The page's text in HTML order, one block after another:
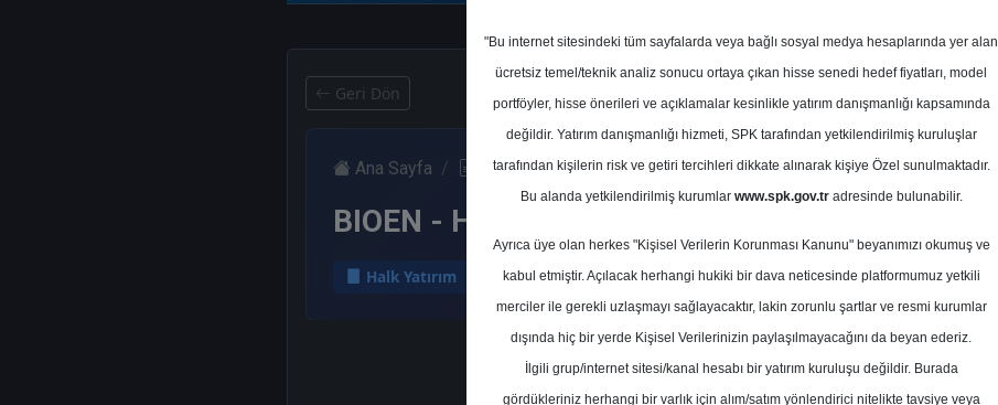
Geri Dön
Ana Sayfa Raporlar Halk Yatırım Rapor Detay
BIOEN - Hedef Fiyat Raporu
Halk Yatırım 24 Haziran 2024
"Bu internet sitesindeki tüm sayfalarda veya bağlı sosyal medya hesaplarında yer alan
ücretsiz temel/teknik analiz sonucu ortaya çıkan hisse senedi hedef fiyatları, model
portföyler, hisse önerileri ve açıklamalar kesinlikle yatırım danışmanlığı kapsamında
değildir. Yatırım danışmanlığı hizmeti, SPK tarafından yetkilendirilmiş kuruluşlar
tarafından kişilerin risk ve getiri tercihleri dikkate alınarak kişiye Özel sunulmaktadır.
Bu alanda yetkilendirilmiş kurumlar www.spk.gov.tradresinde bulunabilir.
Ayrıca üye olan herkes "Kişisel Verilerin Korunması Kanunu" beyanımızı okumuş ve
kabul etmiştir. Açılacak herhangi hukiki bir dava neticesinde platformumuz yetkili
merciler ile gerekli uzlaşmayı sağlayacaktır, lakin zorunlu şartlar ve resmi kurumlar
dışında hiç bir yerde Kişisel Verilerinizin paylaşılmayacağını da beyan ederiz.
İlgili grup/internet sitesi/kanal hesabı bir yatırım kuruluşu değildir. Burada
gördükleriniz herhangi bir varlık için alım/satım yönlendirici nitelikte tavsiye veya